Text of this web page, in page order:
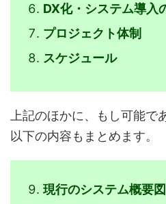
DX化・システム導入
プロジェクト体制
スケジュール
上記のほかに、もし可能で
以下の内容もまとめます。
現行のシステム概要図